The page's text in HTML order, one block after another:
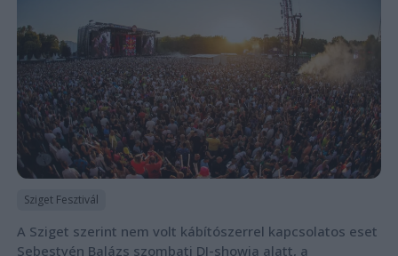
Sziget Fesztivál
A Sziget szerint nem volt kábítószerrel kapcsolatos eset
Sebestyén Balázs szombati DJ-showja alatt, a